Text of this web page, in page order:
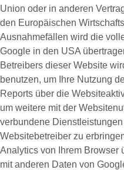
Union oder in anderen
den Europäischen
Ausnahmefällen wird die
Google in den USA
Betreibers dieser Website
benutzen, um Ihre Nutzung
Reports über die
um weitere mit der
verbundene
Websitebetreiber zu
Analytics von Ihrem Browser
mit anderen Daten von